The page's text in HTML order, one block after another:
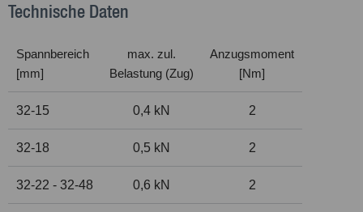
Technische Daten
Spannbereich
[mm]
max. zul.
Belastung (Zug)
Anzugsmoment
[Nm]
32-15 0,4 kN 2
32-18 0,5 kN 2
32-22 - 32-48 0,6 kN 2